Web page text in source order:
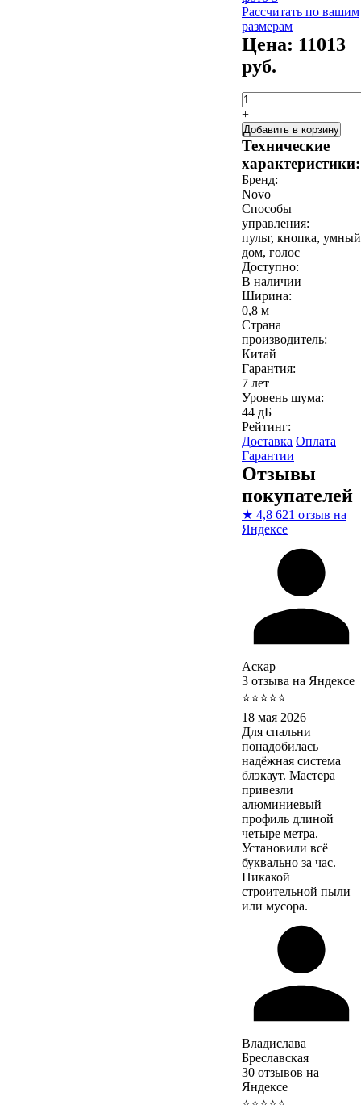
Рассчитать по вашим
размерам
Цена: 11013
руб.
–
+
Добавить в корзину
Технические
характеристики:
Бренд:
Novo
Способы
управления:
пульт, кнопка, умный
дом, голос
Доступно:
В наличии
Ширина:
0,8 м
Страна
производитель:
Китай
Гарантия:
7 лет
Уровень шума:
44 дБ
Рейтинг:
Доставка Оплата
Гарантии
Отзывы
покупателей
★ 4,8 621 отзыв на
Яндексе
Аскар
3 отзыва на Яндексе
⭐⭐⭐⭐⭐
18 мая 2026
Для спальни
понадобилась
надёжная система
блэкаут. Мастера
привезли
алюминиевый
профиль длиной
четыре метра.
Установили всё
буквально за час.
Никакой
строительной пыли
или мусора.
Владислава
Бреславская
30 отзывов на
Яндексе